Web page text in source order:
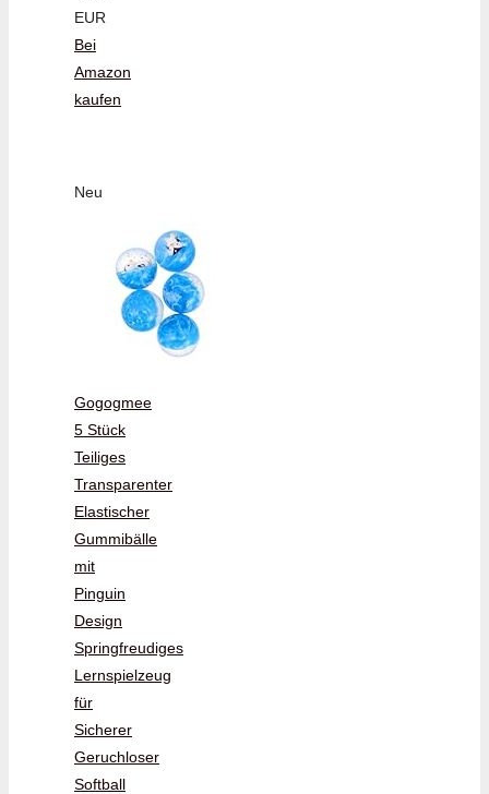
EUR
Bei
Amazon
kaufen
Neu
Gogogmee
5 Stück
Teiliges
Transparenter
Elastischer
Gummibälle
mit
Pinguin
Design
Springfreudiges
Lernspielzeug
für
Sicherer
Geruchloser
Softball